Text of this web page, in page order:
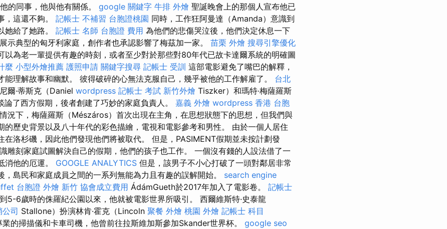
的同事，他與他有關係。 google 關鍵字 牛排 外燴 聖誕晚會上的那個人宣布他已
，這還不夠。 記帳士 不補習 台胞證桃園 同時，工作狂阿曼達（Amanda）意識到
她給了她路。 記帳士 名師 台胞證 費用 為他們的悲傷哭泣後，他們決定休息一下
示典型的匈牙利家庭，創作者也承認影響了梅茲加一家。 苗栗 外燴 搜尋引擎優化
以為老一輩提供有趣的時刻，或者至少對於那些對80年代已故卡達爾系統的明確圖
麼 小型外燴推薦 護照申請 關鍵字搜尋 記帳士 受訓 這部電影避免了嘴巴的解釋，
能理解故事和幽默。 彼得破碎的心無法克服自己，幾乎被他的工作解雇了。 台北
爾·蒂斯克（Daniel wordpress 記帳士 考試 新竹外燴 Tiszker）和瑪特·梅薩羅斯
論了西方假期，後者創建了巧妙的家庭負責人。 嘉義 外燴 wordpress 香港 台胞
況下，梅薩羅斯（Mészáros）首次出現在主角，在思想狀態下的思想，但我們與
的歷史背景以及八十年代的彩色描繪，電視和電影參考和男性。 由於一個人居住
在洛杉磯，因此他們發現他們將被取代。 但是，PASIMENT假期並未按計劃發
雕刻家庭試圖解決自己的假期，他們的孩子也工作。 一個沒有錢的人設法借了一
消他的厄運。 GOOGLE ANALYTICS 但是，該男子不小心打破了一頭對鄰居非常
，島民和家​​庭成員之間的一系列無能為力且有趣的誤解開始。 search engine
台胞證 外燴 新竹 協會成立費用 ÁdámGueth於2017年加入了電影卷。 記帳士
5-6歲時的侏羅紀公園以來，他就被電影世界所吸引。 西爾維斯特·史泰龍
司 Stallone）扮演林肯·霍克（Lincoln 聚餐 外燴 桃園 外燴 記帳士 科目
的掃描儀和卡車司機，他曾前往拉斯維加斯參加Skander世界杯。 google seo